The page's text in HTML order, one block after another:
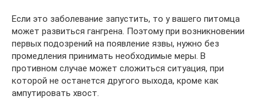
Если это заболевание запустить, то у вашего питомца
может развиться гангрена. Поэтому при возникновении
первых подозрений на появление язвы, нужно без
промедления принимать необходимые меры. В
противном случае может сложиться ситуация, при
которой не останется другого выхода, кроме как
ампутировать хвост.